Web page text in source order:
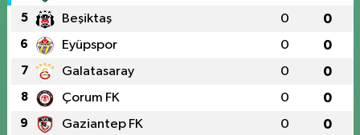
5 Beşiktaş 0 0
6 Eyüpspor 0 0
7 Galatasaray 0 0
8 Çorum FK 0 0
9 Gaziantep FK 0 0